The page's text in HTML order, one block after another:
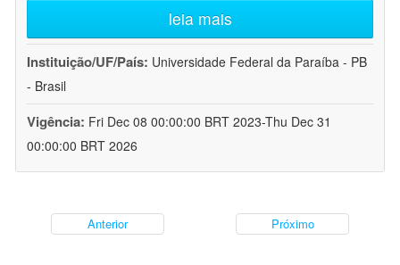
leia mais
Instituição/UF/País: Universidade Federal da Paraíba - PB
- Brasil
Vigência: Fri Dec 08 00:00:00 BRT 2023-Thu Dec 31
00:00:00 BRT 2026
Anterior Próximo